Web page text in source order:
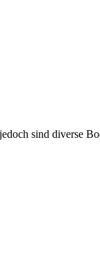
sind diverse